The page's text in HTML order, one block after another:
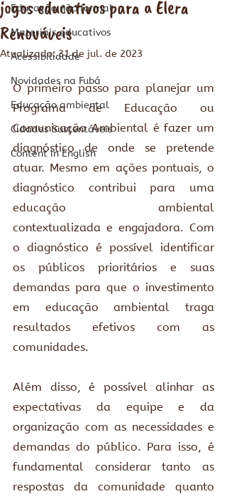
Educação não formal
Materiais educativos
Acessibilidade
Novidades na Fubá
Educação ambiental
Cidades Sustentáveis
Content in English
jogos educativos para a Elera
Renováveis
Atualizado:31 de jul. de 2023
O primeiro passo para planejar um
Programa de Educação ou
Comunicação Ambiental é fazer um
diagnóstico de onde se pretende
atuar. Mesmo em ações pontuais, o
diagnóstico contribui para uma
educação ambiental
contextualizada e engajadora. Com
o diagnóstico é possível identificar
os públicos prioritários e suas
demandas para que o investimento
em educação ambiental traga
resultados efetivos com as
comunidades.
Além disso, é possível alinhar as
expectativas da equipe e da
organização com as necessidades e
demandas do público. Para isso, é
fundamental considerar tanto as
respostas da comunidade quanto